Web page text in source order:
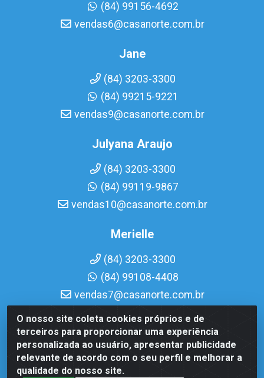
O nosso site coleta cookies próprios e de
terceiros para proporcionar uma experiência
personalizada ao usuário, apresentar publicidade
relevante de acordo com o seu perfil e melhorar a
qualidade do nosso site.
(84) 99156-4692
vendas6@casanorte.com.br
Jane
(84) 3203-3300
(84) 99215-9221
vendas9@casanorte.com.br
Julyana Araujo
(84) 3203-3300
(84) 99119-9867
vendas10@casanorte.com.br
Merielle
(84) 3203-3300
(84) 99108-4408
vendas7@casanorte.com.br
Casa Norte LTDA - Av. Interventor Mário Câmara, 1815 -
Dix-Sept Rosado, Natal/RN - CEP 59054-600 - CNPJ
08.713.513/0001-51